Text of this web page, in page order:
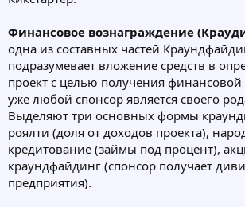
Финансовое вознаграждение
одна из составных частей
подразумевает вложение средств в
проект с целью получения
уже любой спонсор является своего
Выделяют три основных формы
роялти (доля от доходов проекта),
кредитование (займы под процент),
краундфайдинг (спонсор получает
предприятия).